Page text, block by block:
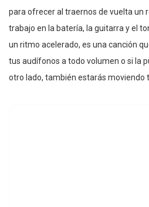
para ofrecer al traernos de vuelta un
trabajo en la batería, la guitarra y el
un ritmo acelerado, es una canción
tus audífonos a todo volumen o si la
otro lado, también estarás moviendo